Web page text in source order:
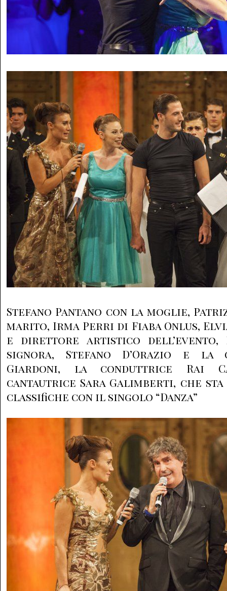
Stefano Pantano con la moglie,
marito, Irma Perri di Fiaba Onlus,
e direttore artistico dell’evento,
signora, Stefano D’Orazio e la
Giardoni, la conduttrice Rai
cantautrice Sara Galimberti, che
classifiche con il singolo “Danza”